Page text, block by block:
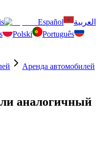
Español
العربية
Polski
Português
Аренда автомобилей
аналогичный